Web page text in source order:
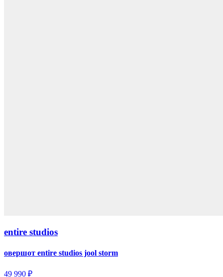
entire studios
овершот entire studios jool storm
49 990 ₽